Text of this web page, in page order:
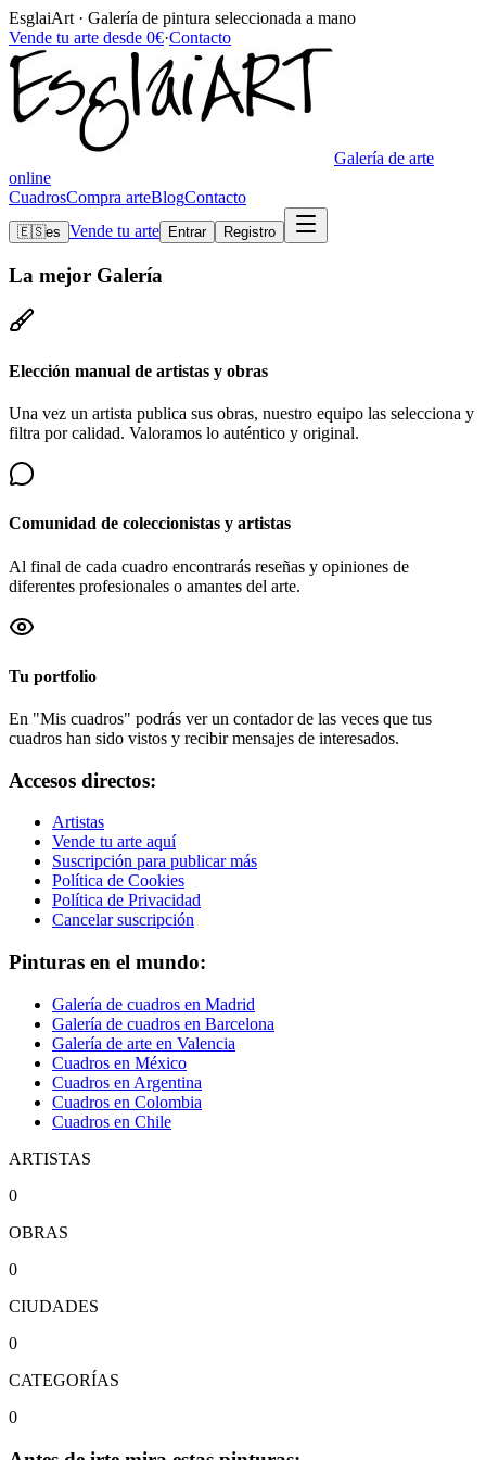
EsglaiArt · Galería de pintura seleccionada a mano
Vende tu arte desde 0€·Contacto
Galería de arte
online
CuadrosCompra arteBlogContacto
🇪🇸es Vende tu arte Entrar Registro
La mejor Galería
Elección manual de artistas y obras
Una vez un artista publica sus obras, nuestro equipo las selecciona y
filtra por calidad. Valoramos lo auténtico y original.
Comunidad de coleccionistas y artistas
Al final de cada cuadro encontrarás reseñas y opiniones de
diferentes profesionales o amantes del arte.
Tu portfolio
En "Mis cuadros" podrás ver un contador de las veces que tus
cuadros han sido vistos y recibir mensajes de interesados.
Accesos directos:
Artistas
Vende tu arte aquí
Suscripción para publicar más
Política de Cookies
Política de Privacidad
Cancelar suscripción
Pinturas en el mundo:
Galería de cuadros en Madrid
Galería de cuadros en Barcelona
Galería de arte en Valencia
Cuadros en México
Cuadros en Argentina
Cuadros en Colombia
Cuadros en Chile
ARTISTAS
0
OBRAS
0
CIUDADES
0
CATEGORÍAS
0